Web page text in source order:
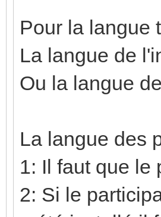
Pour la langue
La langue de
Ou la langue
La langue des
1: Il faut que le
2: Si le